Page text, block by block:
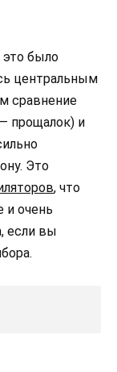
это было
центральным
сравнение
прощалок) и
Это
, что
очень
если вы